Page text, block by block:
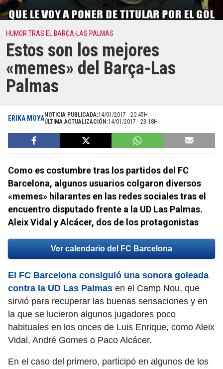
HUMOR TRAS EL BARÇA-LAS PALMAS
Estos son los mejores
«memes» del Barça-Las
Palmas
ERIKA MOYANOTICIA PUBLICADA:14/01/2017 - 20:45H
ÚLTIMA ACTUALIZACIÓN:14/01/2017 - 23:18H
Como es costumbre tras los partidos del FC
Barcelona, algunos usuarios colgaron diversos
«memes» hilarantes en las redes sociales tras el
encuentro disputado frente a la UD Las Palmas.
Aleix Vidal y Alcácer, dos de los protagonistas
Ver calendario del FC Barcelona
El FC Barcelona consiguió una sonora goleada
contra la UD Las Palmas en el Camp Nou, que
sirvió para recuperar las buenas sensaciones y en
la que se lucieron algunos jugadores poco
habituales en los onces de Luis Enrique, como Aleix
Vidal, André Gomes o Paco Alcácer.
En el caso del primero, participó en algunos de los